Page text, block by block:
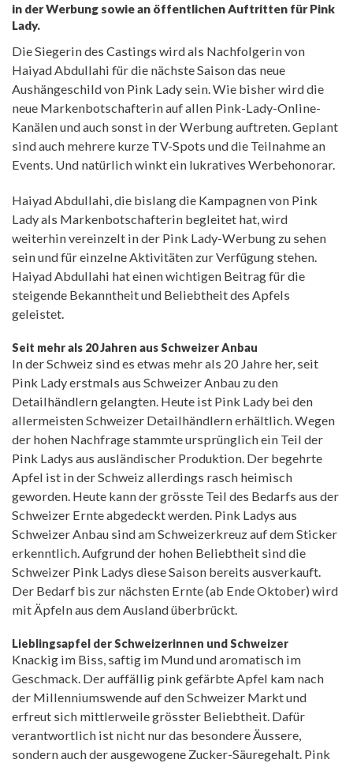
in der Werbung sowie an öffentlichen Auftritten für Pink
Lady.
Die Siegerin des Castings wird als Nachfolgerin von
Haiyad Abdullahi für die nächste Saison das neue
Aushängeschild von Pink Lady sein. Wie bisher wird die
neue Markenbotschafterin auf allen Pink-Lady-Online-
Kanälen und auch sonst in der Werbung auftreten. Geplant
sind auch mehrere kurze TV-Spots und die Teilnahme an
Events. Und natürlich winkt ein lukratives Werbehonorar.
Haiyad Abdullahi, die bislang die Kampagnen von Pink
Lady als Markenbotschafterin begleitet hat, wird
weiterhin vereinzelt in der Pink Lady-Werbung zu sehen
sein und für einzelne Aktivitäten zur Verfügung stehen.
Haiyad Abdullahi hat einen wichtigen Beitrag für die
steigende Bekanntheit und Beliebtheit des Apfels
geleistet.
Seit mehr als 20 Jahren aus Schweizer Anbau
In der Schweiz sind es etwas mehr als 20 Jahre her, seit
Pink Lady erstmals aus Schweizer Anbau zu den
Detailhändlern gelangten. Heute ist Pink Lady bei den
allermeisten Schweizer Detailhändlern erhältlich. Wegen
der hohen Nachfrage stammte ursprünglich ein Teil der
Pink Ladys aus ausländischer Produktion. Der begehrte
Apfel ist in der Schweiz allerdings rasch heimisch
geworden. Heute kann der grösste Teil des Bedarfs aus der
Schweizer Ernte abgedeckt werden. Pink Ladys aus
Schweizer Anbau sind am Schweizerkreuz auf dem Sticker
erkenntlich. Aufgrund der hohen Beliebtheit sind die
Schweizer Pink Ladys diese Saison bereits ausverkauft.
Der Bedarf bis zur nächsten Ernte (ab Ende Oktober) wird
mit Äpfeln aus dem Ausland überbrückt.
Lieblingsapfel der Schweizerinnen und Schweizer
Knackig im Biss, saftig im Mund und aromatisch im
Geschmack. Der auffällig pink gefärbte Apfel kam nach
der Millenniumswende auf den Schweizer Markt und
erfreut sich mittlerweile grösster Beliebtheit. Dafür
verantwortlich ist nicht nur das besondere Äussere,
sondern auch der ausgewogene Zucker-Säuregehalt. Pink